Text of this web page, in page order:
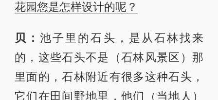
花园您是怎样设计的呢？
贝：池子里的石头，是从石林找来
的，这些石头不是（石林风景区）那
里面的，石林附近有很多这种石头，
它们在田间野地里，他们（当地人）